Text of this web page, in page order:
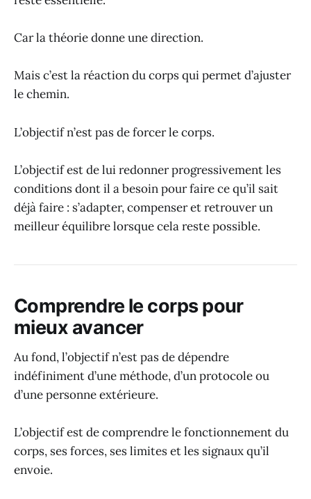
Car la théorie donne une direction.
Mais c’est la réaction du corps qui permet d’ajuster
le chemin.
L’objectif n’est pas de forcer le corps.
L’objectif est de lui redonner progressivement les
conditions dont il a besoin pour faire ce qu’il sait
déjà faire : s’adapter, compenser et retrouver un
meilleur équilibre lorsque cela reste possible.
Comprendre le corps pour
mieux avancer
Au fond, l’objectif n’est pas de dépendre
indéfiniment d’une méthode, d’un protocole ou
d’une personne extérieure.
L’objectif est de comprendre le fonctionnement du
corps, ses forces, ses limites et les signaux qu’il
envoie.